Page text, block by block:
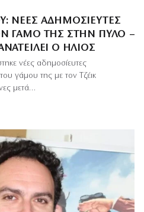
ΝΈΕΣ ΑΔΗΜΟΣΊΕΥΤΕΣ
ΓΆΜΟ ΤΗΣ ΣΤΗΝ ΠΎΛΟ –
Ο ΉΛΙΟΣ
νέες αδημοσίευτες
γάμου της με τον Τζέικ
μετά…